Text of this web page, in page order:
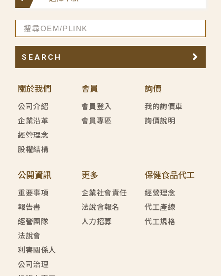
關於我們
公司介紹
企業沿革
經營理念
股權結構
會員
會員登入
會員專區
詢價
我的詢價車
詢價說明
公開資訊
重要事項
報告書
經營團隊
法說會
利害關係人
公司治理
更多
企業社會責任
法說會報名
人力招募
保健食品代工
經營理念
代工產線
代工規格
SEARCH